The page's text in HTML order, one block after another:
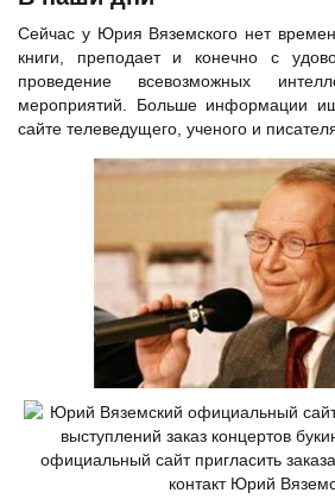
Сейчас у Юрия Вяземского нет
книги, преподает и конечно с
проведение всевозможных
мероприятий. Больше информации
сайте телеведущего, ученого и